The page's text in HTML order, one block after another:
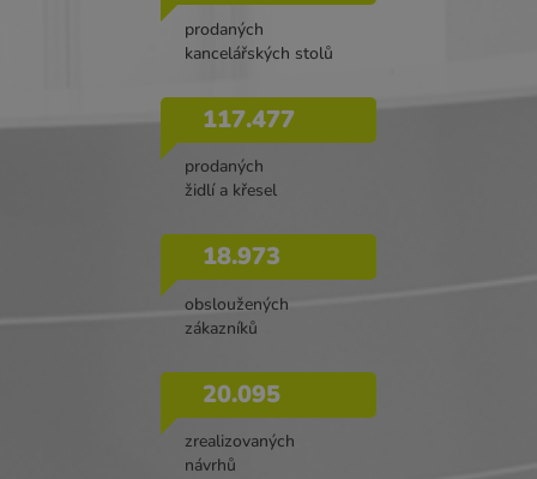
prodaných
kancelářských stolů
117.477
prodaných
židlí a křesel
18.973
obsloužených
zákazníků
20.095
zrealizovaných
návrhů